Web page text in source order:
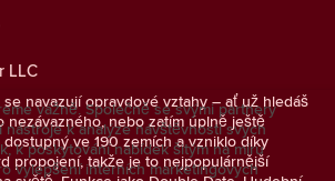
LLC
navazují opravdové vztahy – ať už hledáš
nezávazného, nebo zatím úplně ještě
ve 190 zemích a vzniklo díky
propojení, takže je to nejpopulárnější
vážně. Společně se svými partnery
nástroje k analýze návštěvnosti svých
k poskytování nabídek šitým na míru
vylepšení interních marketingových